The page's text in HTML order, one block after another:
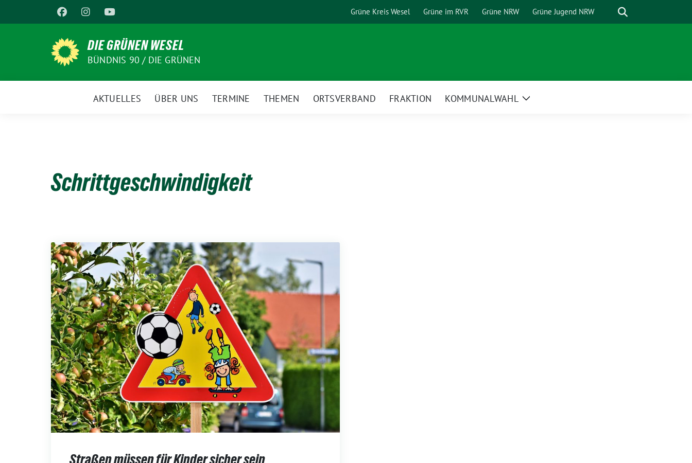
zum
Grüne Kreis Wesel Grüne im RVR Grüne NRW Grüne Jugend NRW Suche
DIE GRÜNEN WESEL
BÜNDNIS 90 / DIE GRÜNEN
AKTUELLES ÜBER UNS TERMINE THEMEN ORTSVERBAND FRAKTION KOMMUNALWAHL
Zeige
Schrittgeschwindigkeit
Straßen müssen für Kinder sicher sein